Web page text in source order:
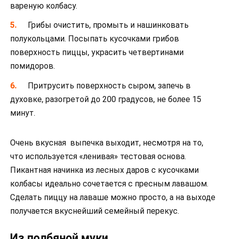
вареную колбасу.
Грибы очистить, промыть и нашинковать
полукольцами. Посыпать кусочками грибов
поверхность пиццы, украсить четвертинами
помидоров.
Притрусить поверхность сыром, запечь в
духовке, разогретой до 200 градусов, не более 15
минут.
Очень вкусная выпечка выходит, несмотря на то,
что используется «ленивая» тестовая основа.
Пикантная начинка из лесных даров с кусочками
колбасы идеально сочетается с пресным лавашом.
Сделать пиццу на лаваше можно просто, а на выходе
получается вкуснейший семейный перекус.